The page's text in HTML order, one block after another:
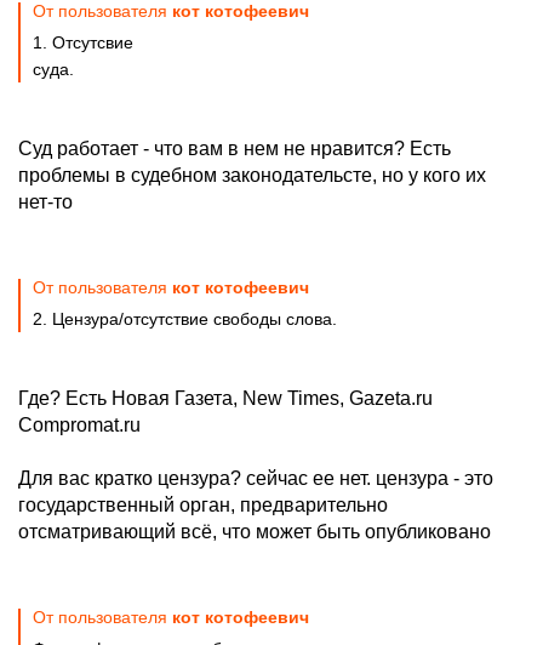
От пользователя кот котофеевич
1. Отсутсвие
суда.
Суд работает - что вам в нем не нравится? Есть
проблемы в судебном законодательсте, но у кого их
нет-то
От пользователя кот котофеевич
2. Цензура/отсутствие свободы слова.
Где? Есть Новая Газета, New Times, Gazeta.ru
Compromat.ru
Для вас кратко цензура? сейчас ее нет. цензура - это
государственный орган, предварительно
отсматривающий всё, что может быть опубликовано
От пользователя кот котофеевич